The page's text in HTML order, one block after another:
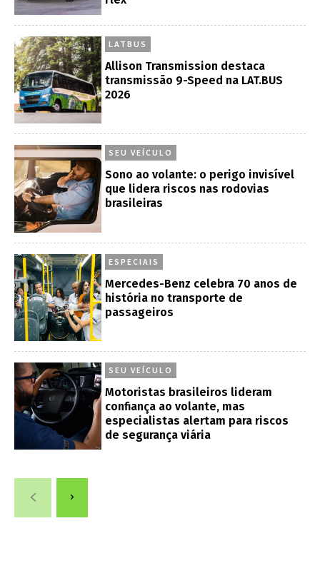
LATBUS
Allison Transmission destaca
transmissão 9-Speed na LAT.BUS
2026
SEU VEÍCULO
Sono ao volante: o perigo invisível
que lidera riscos nas rodovias
brasileiras
ESPECIAIS
Mercedes-Benz celebra 70 anos de
história no transporte de
passageiros
SEU VEÍCULO
Motoristas brasileiros lideram
confiança ao volante, mas
especialistas alertam para riscos
de segurança viária